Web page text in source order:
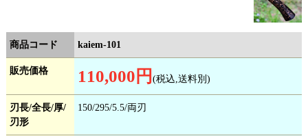
商品コード kaiem-101
販売価格 110,000円 (税込,送料別)
刃長/全長/厚/
刃形
150/295/5.5/両刃